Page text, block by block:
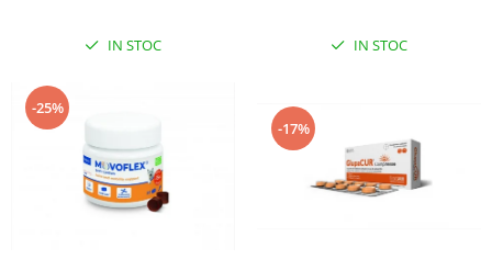
IN STOC IN STOC
-25%
-17%